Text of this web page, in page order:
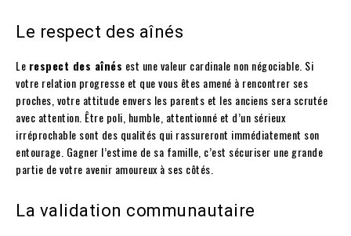
Le respect des aînés
Le respect des aînés est une valeur cardinale non négociable. Si
votre relation progresse et que vous êtes amené à rencontrer ses
proches, votre attitude envers les parents et les anciens sera scrutée
avec attention. Être poli, humble, attentionné et d’un sérieux
irréprochable sont des qualités qui rassureront immédiatement son
entourage. Gagner l’estime de sa famille, c’est sécuriser une grande
partie de votre avenir amoureux à ses côtés.
La validation communautaire